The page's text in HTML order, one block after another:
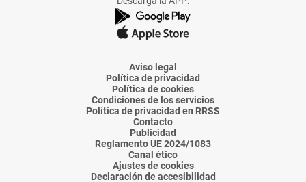
de
La
Voz
Almería
de
La
Voz
Almería
de
La
Voz
Almería
de
La
Voz
Almería
de
La
Voz
Aviso legal
Política de privacidad
Política de cookies
Condiciones de los servicios
Política de privacidad en RRSS
Contacto
Publicidad
Reglamento UE 2024/1083
Canal ético
Ajustes de cookies
Declaración de accesibilidad